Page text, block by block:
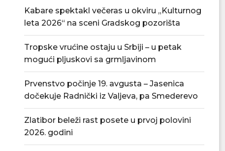
FK Jasenica otvorio upis u Školu
fudbala za...
22.
Kabare spektakl večeras u okviru „Kulturnog
leta 2026“ na sceni Gradskog pozorišta
Tropske vrućine ostaju u Srbiji – u petak
mogući pljuskovi sa grmljavinom
Prvenstvo počinje 19. avgusta – Jasenica
dočekuje Radnički iz Valjeva, pa Smederevo
Zlatibor beleži rast posete u prvoj polovini
2026. godini